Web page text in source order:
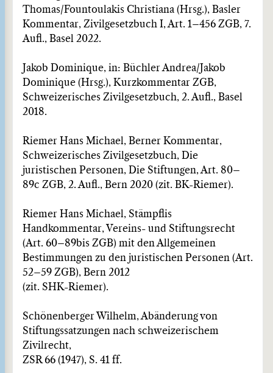
Thomas/Fountoulakis Christiana (Hrsg.), Basler
Kommentar, Zivilge­setzbuch I, Art. 1–456 ZGB, 7.
Aufl., Basel 2022.
Jakob Dominique, in: Büchler Andrea/Jakob
Dominique (Hrsg.), Kurzkommentar ZGB,
Schweizeri­sches Zivilgesetzbuch, 2. Aufl., Basel
2018.
Riemer Hans Michael, Berner Kommentar,
Schweizerisches Zivilgesetzbuch, Die
juristischen Perso­nen, Die Stiftungen, Art. 80–
89c ZGB, 2. Aufl., Bern 2020 (zit. BK-Riemer).
Riemer Hans Michael, Stämpflis
Handkommentar, Vereins- und Stiftungsrecht
(Art. 60–89bis ZGB) mit den Allgemeinen
Bestimmungen zu den juristischen Personen (Art.
52–59 ZGB), Bern 2012
(zit. SHK-Riemer).
Schönenberger Wilhelm, Abänderung von
Stiftungssatzungen nach schweizerischem
Zivilrecht,
ZSR 66 (1947), S. 41 ff.